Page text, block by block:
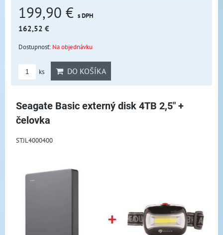
199,90 € s DPH
162,52 €
Dostupnosť: Na objednávku
ks DO KOŠÍKA
Seagate Basic externý disk 4TB 2,5" +
čelovka
STJL4000400